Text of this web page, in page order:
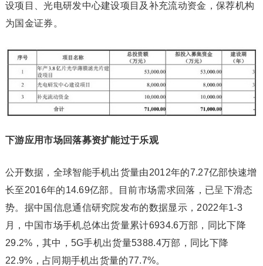
设项目、光电研发中心建设项目及补充流动资金，保荐机构
为国金证券。
下游应用市场回落募资扩能过于乐观
公开数据，全球智能手机出货量由2012年的7.27亿部快速增
长至2016年的14.69亿部。目前市场需求回落，已呈下滑态
势。据中国信息通信研究院发布的数据显示，2022年1-3
月，中国市场手机总体出货量累计6934.6万部，同比下降
29.2%，其中，5G手机出货量5388.4万部，同比下降
22.9%，占同期手机出货量的77.7%。